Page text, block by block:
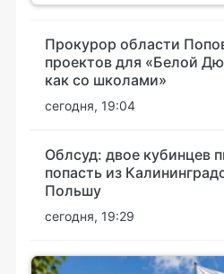
Прокурор области
проектов для «Белой
как со школами»
сегодня, 19:04
Облсуд: двое кубинцев
попасть из
Польшу
сегодня, 19:29